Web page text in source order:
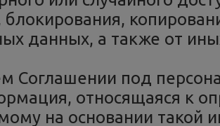
данных, а также от
Соглашении под
относящаяся к
на основании такой